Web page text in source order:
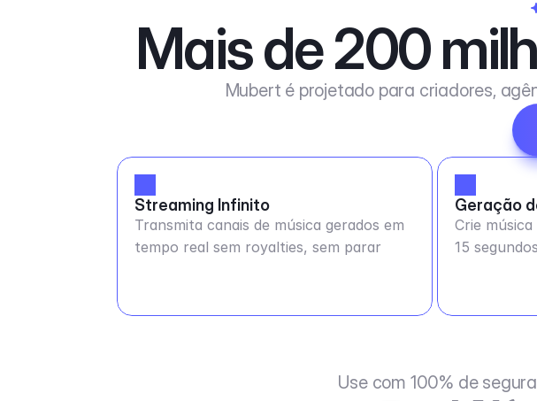
Mais de 200
Mubert é projetado para criadores,
Streaming Infinito
Transmita canais de música gerados em
tempo real sem royalties, sem parar
Geração
Crie
15 segundos
Use com 100% de